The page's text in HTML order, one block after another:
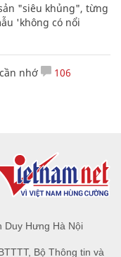
"siêu khủng", từng
'không có nổi
nhớ 106
Duy Hưng Hà Nội
Bộ Thông tin và